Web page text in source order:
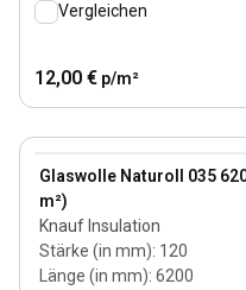
Vergleichen
12,00 € p/m²
Glaswolle Naturoll 035
m²)
Knauf Insulation
Stärke (in mm): 120
Länge (in mm): 6200
View product